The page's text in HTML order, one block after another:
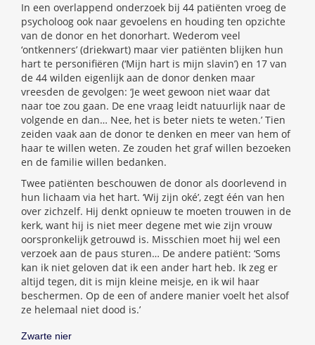
In een overlappend onderzoek bij 44 patiënten vroeg de
psycholoog ook naar gevoelens en houding ten opzichte
van de donor en het donorhart. Wederom veel
‘ontkenners’ (driekwart) maar vier patiënten blijken hun
hart te personifiëren (‘Mijn hart is mijn slavin’) en 17 van
de 44 wilden eigenlijk aan de donor denken maar
vreesden de gevolgen: ‘Je weet gewoon niet waar dat
naar toe zou gaan. De ene vraag leidt natuurlijk naar de
volgende en dan… Nee, het is beter niets te weten.’ Tien
zeiden vaak aan de donor te denken en meer van hem of
haar te willen weten. Ze zouden het graf willen bezoeken
en de familie willen bedanken.
Twee patiënten beschouwen de donor als doorlevend in
hun lichaam via het hart. ‘Wij zijn oké’, zegt één van hen
over zichzelf. Hij denkt opnieuw te moeten trouwen in de
kerk, want hij is niet meer degene met wie zijn vrouw
oorspronkelijk getrouwd is. Misschien moet hij wel een
verzoek aan de paus sturen… De andere patiënt: ‘Soms
kan ik niet geloven dat ik een ander hart heb. Ik zeg er
altijd tegen, dit is mijn kleine meisje, en ik wil haar
beschermen. Op de een of andere manier voelt het alsof
ze helemaal niet dood is.’
Zwarte nier